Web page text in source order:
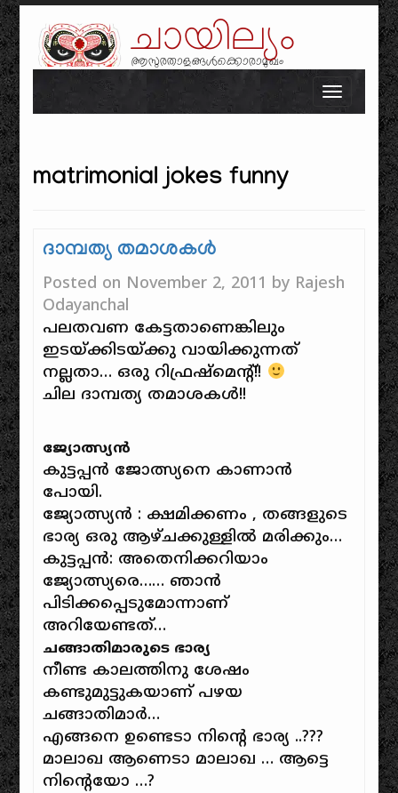
ചായില്യം
ആസുരതാളങ്ങൾക്കൊരാമുഖം
Skip to content
Toggle
matrimonial jokes funny
ദാമ്പത്യ തമാശകള്‍
Posted on November 2, 2011 by Rajesh
Odayanchal
പലതവണ കേട്ടതാണെങ്കിലും
ഇടയ്‌ക്കിടയ്ക്കു വായിക്കുന്നത്
നല്ലതാ… ഒരു റിഫ്രഷ്‌മെന്റ്!!
ചില ദാമ്പത്യ തമാശകള്‍!!
ജ്യോത്സ്യന്‍
കുട്ടപ്പന്‍ ജോത്സ്യനെ കാണാന്‍
പോയി.
ജ്യോത്സ്യൻ : ക്ഷമിക്കണം , തങ്ങളുടെ
ഭാര്യ ഒരു ആഴ്ചക്കുള്ളില്‍ മരിക്കും…
കുട്ടപ്പന്‍: അതെനിക്കറിയാം
ജ്യോത്സ്യരെ…… ഞാന്‍
പിടിക്കപ്പെടുമോന്നാണ്
അറിയേണ്ടത്…
ചങ്ങാതിമാരുടെ ഭാര്യ
നീണ്ട കാലത്തിനു ശേഷം
കണ്ടുമുട്ടുകയാണ് പഴയ
ചങ്ങാതിമാര്‍…
എങ്ങനെ ഉണ്ടെടാ നിന്റെ ഭാര്യ ..???
മാലാഖ ആണെടാ മാലാഖ … ആട്ടെ
നിന്റെയോ …?